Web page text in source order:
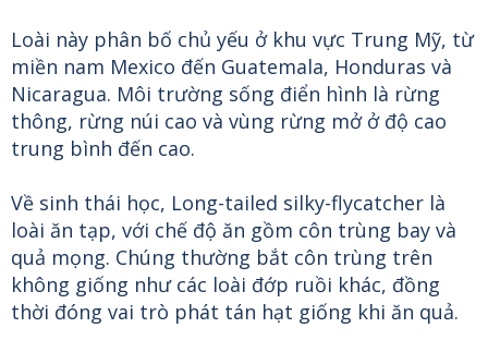
Loài này phân bố chủ yếu ở khu vực Trung Mỹ, từ
miền nam Mexico đến Guatemala, Honduras và
Nicaragua. Môi trường sống điển hình là rừng
thông, rừng núi cao và vùng rừng mở ở độ cao
trung bình đến cao.
Về sinh thái học, Long-tailed silky-flycatcher là
loài ăn tạp, với chế độ ăn gồm côn trùng bay và
quả mọng. Chúng thường bắt côn trùng trên
không giống như các loài đớp ruồi khác, đồng
thời đóng vai trò phát tán hạt giống khi ăn quả.